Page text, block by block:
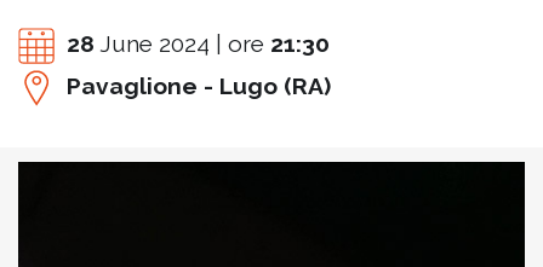
28 June 2024 | ore 21:30
Pavaglione - Lugo (RA)